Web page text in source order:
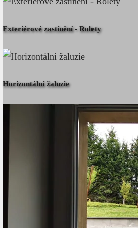
Exteriérové zastínění - Rolety
Horizontální žaluzie